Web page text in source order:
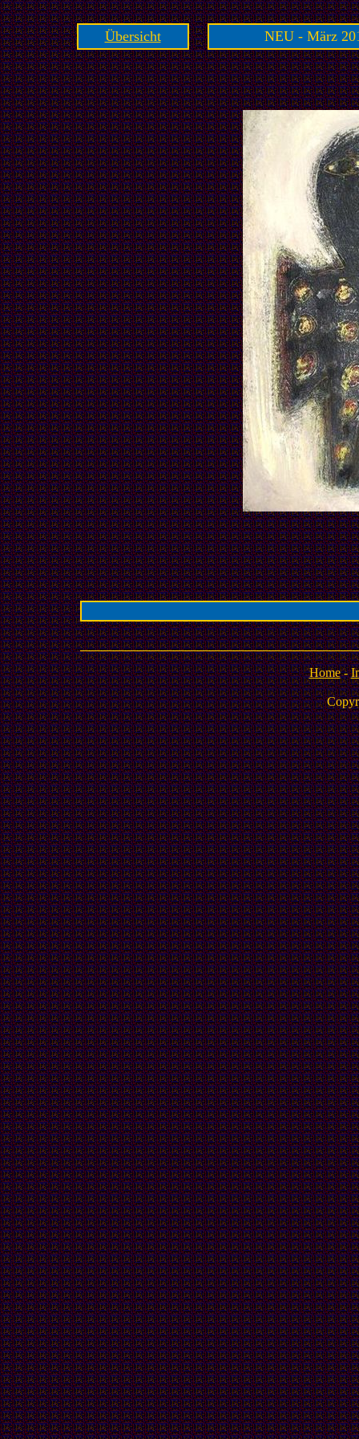
Übersicht NEU - März
Home-